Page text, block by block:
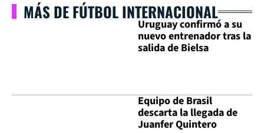
MÁS DE FÚTBOL INTERNACIONAL
Uruguay confirmó a su
nuevo entrenador tras la
salida de Bielsa
Equipo de Brasil
descarta la llegada de
Juanfer Quintero